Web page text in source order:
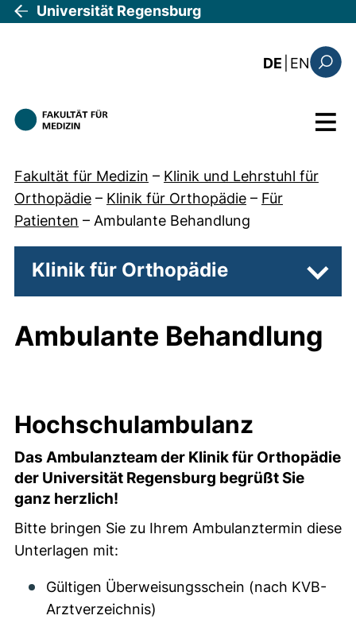
Direkt zum Inhalt
Universität Regensburg
DE EN: the
Menü
Fakultät für Medizin – Klinik und Lehrstuhl für
Orthopädie – Klinik für Orthopädie – Für
Patienten – Ambulante Behandlung
Klinik für Orthopädie
Ambulante Behandlung
Hochschulambulanz
Hochschulambulanz
Das Ambulanzteam der Klinik für Orthopädie
der Universität Regensburg begrüßt Sie
ganz herzlich!
Bitte bringen Sie zu Ihrem Ambulanztermin diese
Unterlagen mit:
Gültigen Überweisungsschein (nach KVB-
Arztverzeichnis)